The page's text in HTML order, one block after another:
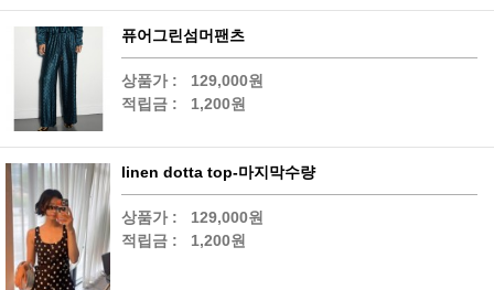
퓨어그린섬머팬츠
상품가 :
129,000원
적립금 :
1,200원
linen dotta top-마지막수량
상품가 :
129,000원
적립금 :
1,200원